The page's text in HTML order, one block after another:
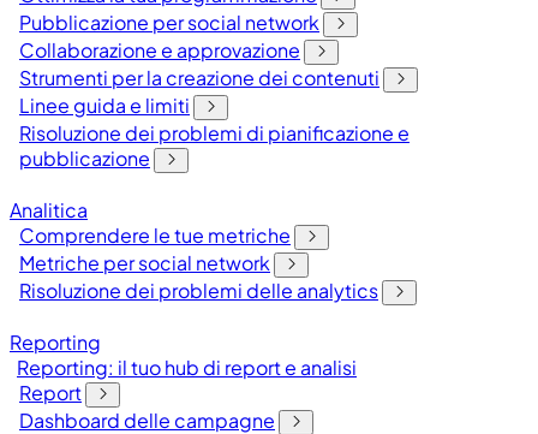
Pubblicazione per social network
Collaborazione e approvazione
Strumenti per la creazione dei contenuti
Linee guida e limiti
Risoluzione dei problemi di pianificazione e
pubblicazione
Analitica
Comprendere le tue metriche
Metriche per social network
Risoluzione dei problemi delle analytics
Reporting
Reporting: il tuo hub di report e analisi
Report
Dashboard delle campagne